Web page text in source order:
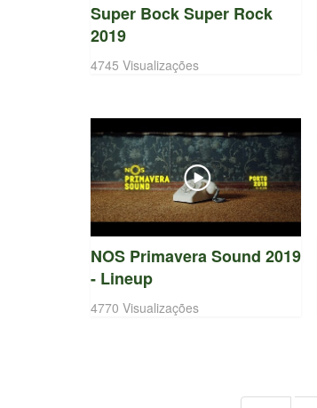
Super Bock Super Rock
2019
4745 Visualizações
NOS Primavera Sound 2019
- Lineup
4770 Visualizações